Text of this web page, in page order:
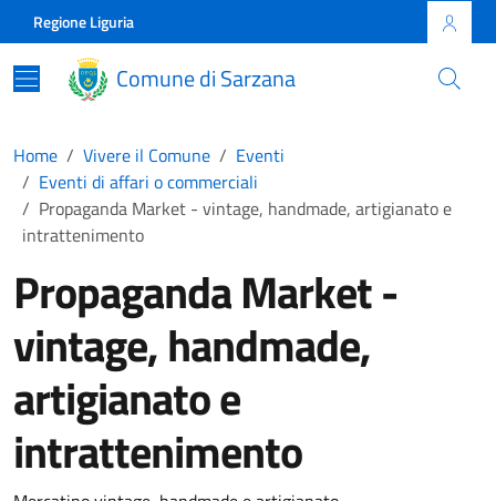
Skip to main content
Comune di Sarzana
Regione Liguria
Comune di Sarzana
Home Vivere il Comune
Eventi
Eventi di affari o commerciali
Propaganda Market - vintage, handmade, artigianato e
intrattenimento
Propaganda Market -
vintage, handmade,
artigianato e
intrattenimento